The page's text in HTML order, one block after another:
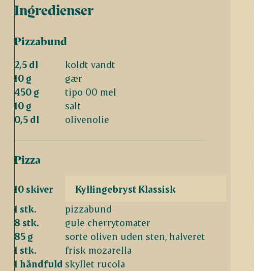
Ingredienser
Pizzabund
2,5 dl
koldt vandt
10 g
gær
450 g
tipo 00 mel
10 g
salt
0,5 dl
olivenolie
Pizza
10 skiver
Kyllingebryst Klassisk
1 stk.
pizzabund
8 stk.
gule cherrytomater
85 g
sorte oliven uden sten, halveret
1 stk.
frisk mozarella
1 håndfuld skyllet rucola